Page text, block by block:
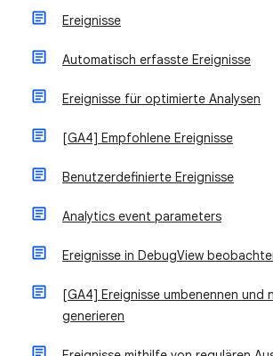
Ereignisse
Automatisch erfasste Ereignisse
Ereignisse für optimierte Analysen
[GA4] Empfohlene Ereignisse
Benutzerdefinierte Ereignisse
Analytics event parameters
Ereignisse in DebugView
[GA4] Ereignisse umbenennen und
generieren